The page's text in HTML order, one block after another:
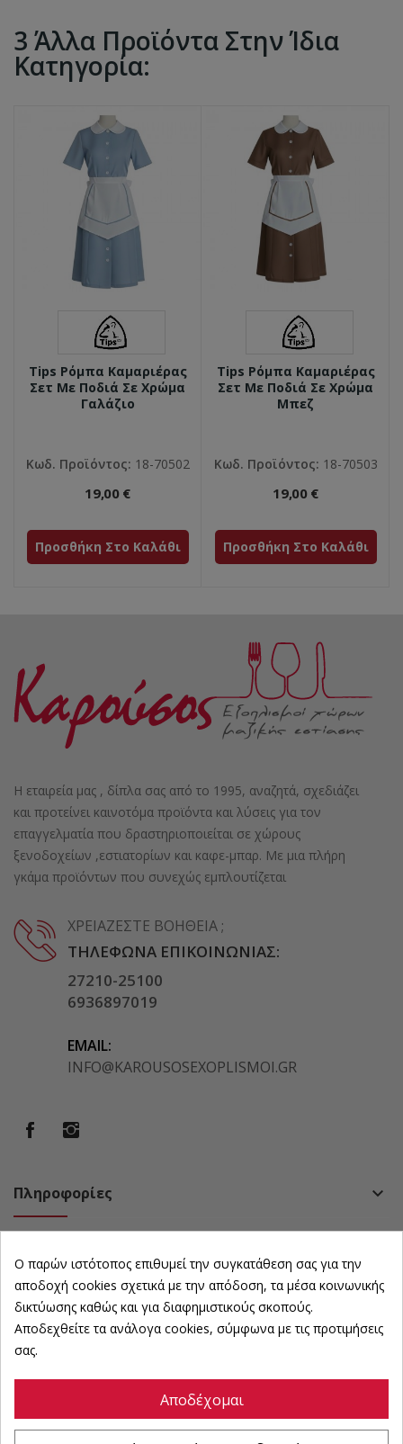
3 Άλλα Προϊόντα Στην Ίδια
Κατηγορία:
Tips Ρόμπα Καμαριέρας
Σετ Με Ποδιά Σε Χρώμα
Γαλάζιο
Κωδ. Προϊόντος: 18-70502
19,00 €
Προσθήκη Στο Καλάθι
Tips Ρόμπα Καμαριέρας
Σετ Με Ποδιά Σε Χρώμα
Μπεζ
Κωδ. Προϊόντος: 18-70503
19,00 €
Προσθήκη Στο Καλάθι
Η εταιρεία μας , δίπλα σας από το 1995, αναζητά, σχεδιάζει
και προτείνει καινοτόμα προϊόντα και λύσεις για τον
επαγγελματία που δραστηριοποιείται σε χώρους
ξενοδοχείων ,εστιατορίων και καφε-μπαρ. Με μια πλήρη
γκάμα προϊόντων που συνεχώς εμπλουτίζεται
ΧΡΕΙΆΖΕΣΤΕ ΒΟΉΘΕΙΑ ;
ΤΗΛΈΦΩΝΑ ΕΠΙΚΟΙΝΩΝΊΑΣ:
27210-25100
6936897019
EMAIL:
INFO@KAROUSOSEXOPLISMOI.GR
Πληροφορίες keyboard_arrow_down
Πολιτική keyboard_arrow_down
Ωράριο Καταστήματος keyboard_arrow_down
Newsletter
©karousosexoplismoi
All Rights Reserved | Powered by :
Ο παρών ιστότοπος επιθυμεί την συγκατάθεση σας για την
αποδοχή cookies σχετικά με την απόδοση, τα μέσα κοινωνικής
δικτύωσης καθώς και για διαφημιστικούς σκοπούς.
Αποδεχθείτε τα ανάλογα cookies, σύμφωνα με τις προτιμήσεις
σας.
Αποδέχομαι